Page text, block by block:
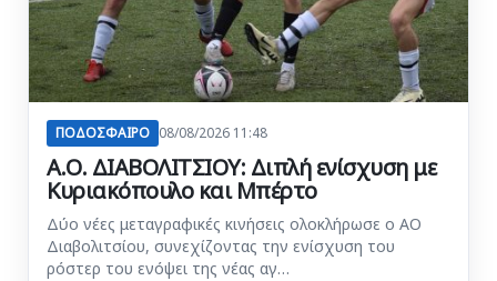
ΠΟΔΟΣΦΑΙΡΟ 08/08/2026 11:48
Α.Ο. ΔΙΑΒΟΛΙΤΣΙΟΥ: Διπλή ενίσχυση με
Κυριακόπουλο και Μπέρτο
Δύο νέες μεταγραφικές κινήσεις ολοκλήρωσε ο ΑΟ
Διαβολιτσίου, συνεχίζοντας την ενίσχυση του
ρόστερ του ενόψει της νέας αγ…